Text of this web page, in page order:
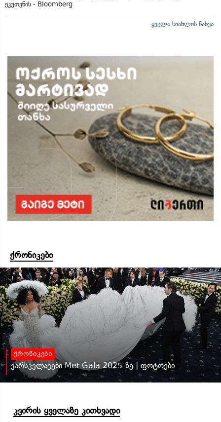
ეკუთვნის - Bloomberg
ყველა სიახლის ნახვა
ქრონიკები
ქრონიკები
ვარსკვლავები Met Gala 2025-ზე | ფოტოები
კვირის ყველაზე კითხვადი